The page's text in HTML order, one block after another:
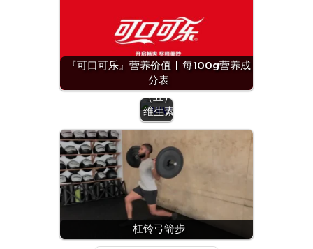
『可口可乐』营养价值 | 每100g营养成
分表
营养
（五）：
维生素
杠铃弓箭步